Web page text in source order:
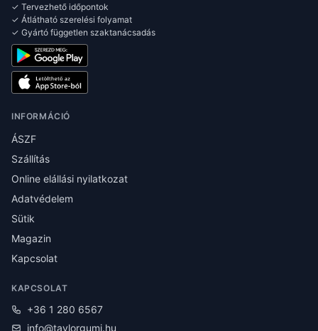
✓ Tervezhető időpontok
✓ Átlátható szerelési folyamat
✓ Gyártó független szaktanácsadás
INFORMÁCIÓ
ÁSZF
Szállítás
Online elállási nyilatkozat
Adatvédelem
Sütik
Magazin
Kapcsolat
KAPCSOLAT
+36 1 280 6567
info@taylorgumi.hu